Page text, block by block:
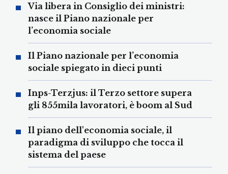
Via libera in Consiglio dei ministri:
nasce il Piano nazionale per
l’economia sociale
Il Piano nazionale per l’economia
sociale spiegato in dieci punti
Inps-Terzjus: il Terzo settore supera
gli 855mila lavoratori, è boom al Sud
Il piano dell'economia sociale, il
paradigma di sviluppo che tocca il
sistema del paese